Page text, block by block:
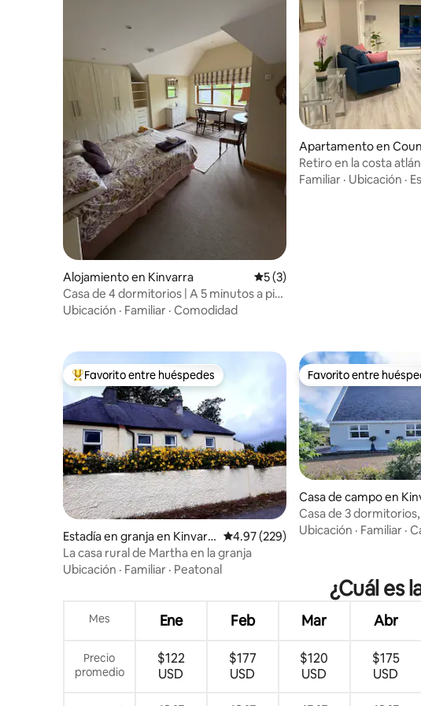
Alojamiento en Kinvarra Calificación promedio: 5 de 5, 3
5 (3)
Casa de 4 dormitorios | A 5 minutos a pie
de Kinvara
Ubicación · Familiar · Comodidad
Apartamento en
way
Retiro en la costa
Familiar · Ubicación ·
Favorito entre huéspedes preferido
Favorito entre huéspedes
Estadía en granja en Kinvarr
a
Calificación promedio: 4.97 de 5,
4.97 (229)
La casa rural de Martha en la granja
Ubicación · Familiar · Peatonal
Favorito entre
Favorito entre
Casa de campo en
Casa de 3
pie, a 3 minutos en
Ubicación · Familiar ·
¿Cuál es
Mes Ene Feb Mar Abr
Precio
promedio
$122
USD
$177
USD
$120
USD
$175
USD